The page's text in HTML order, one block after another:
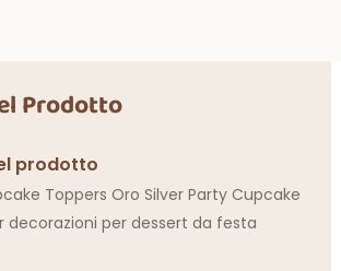
Prodotto
prodotto
Toppers Oro Silver Party Cupcake
decorazioni per dessert da festa